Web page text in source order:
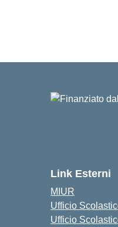
Link Esterni
MIUR
Ufficio
Ufficio